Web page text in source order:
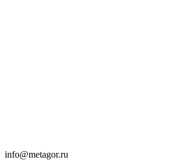
info@metagor.ru